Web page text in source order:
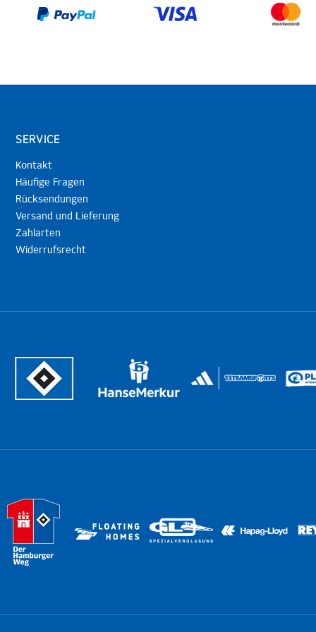
SERVICE
Kontakt
Häufige Fragen
Rücksendungen
Versand und Lieferung
Zahlarten
Widerrufsrecht